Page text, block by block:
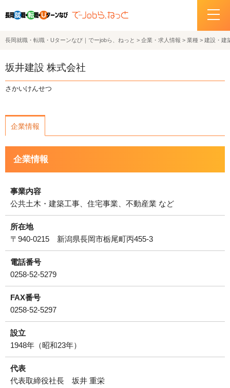
ホーム
イベント情報
サポートデスクの紹介
お問い合わせ
サイトポリシー
プライバシーポリシー
運営会社について
サイトマップ
長岡就職・転職・Uターンなび｜でーjobら、ねっと > 企業・求人情報 > 業種 > 建設・建
坂井建設 株式会社
さかいけんせつ
企業情報
企業情報
事業内容
公共土木・建築工事、住宅事業、不動産業 など
所在地
〒940-0215 新潟県長岡市栃尾町丙455-3
電話番号
0258-52-5279
FAX番号
0258-52-5297
設立
1948年（昭和23年）
代表
代表取締役社長 坂井 重栄